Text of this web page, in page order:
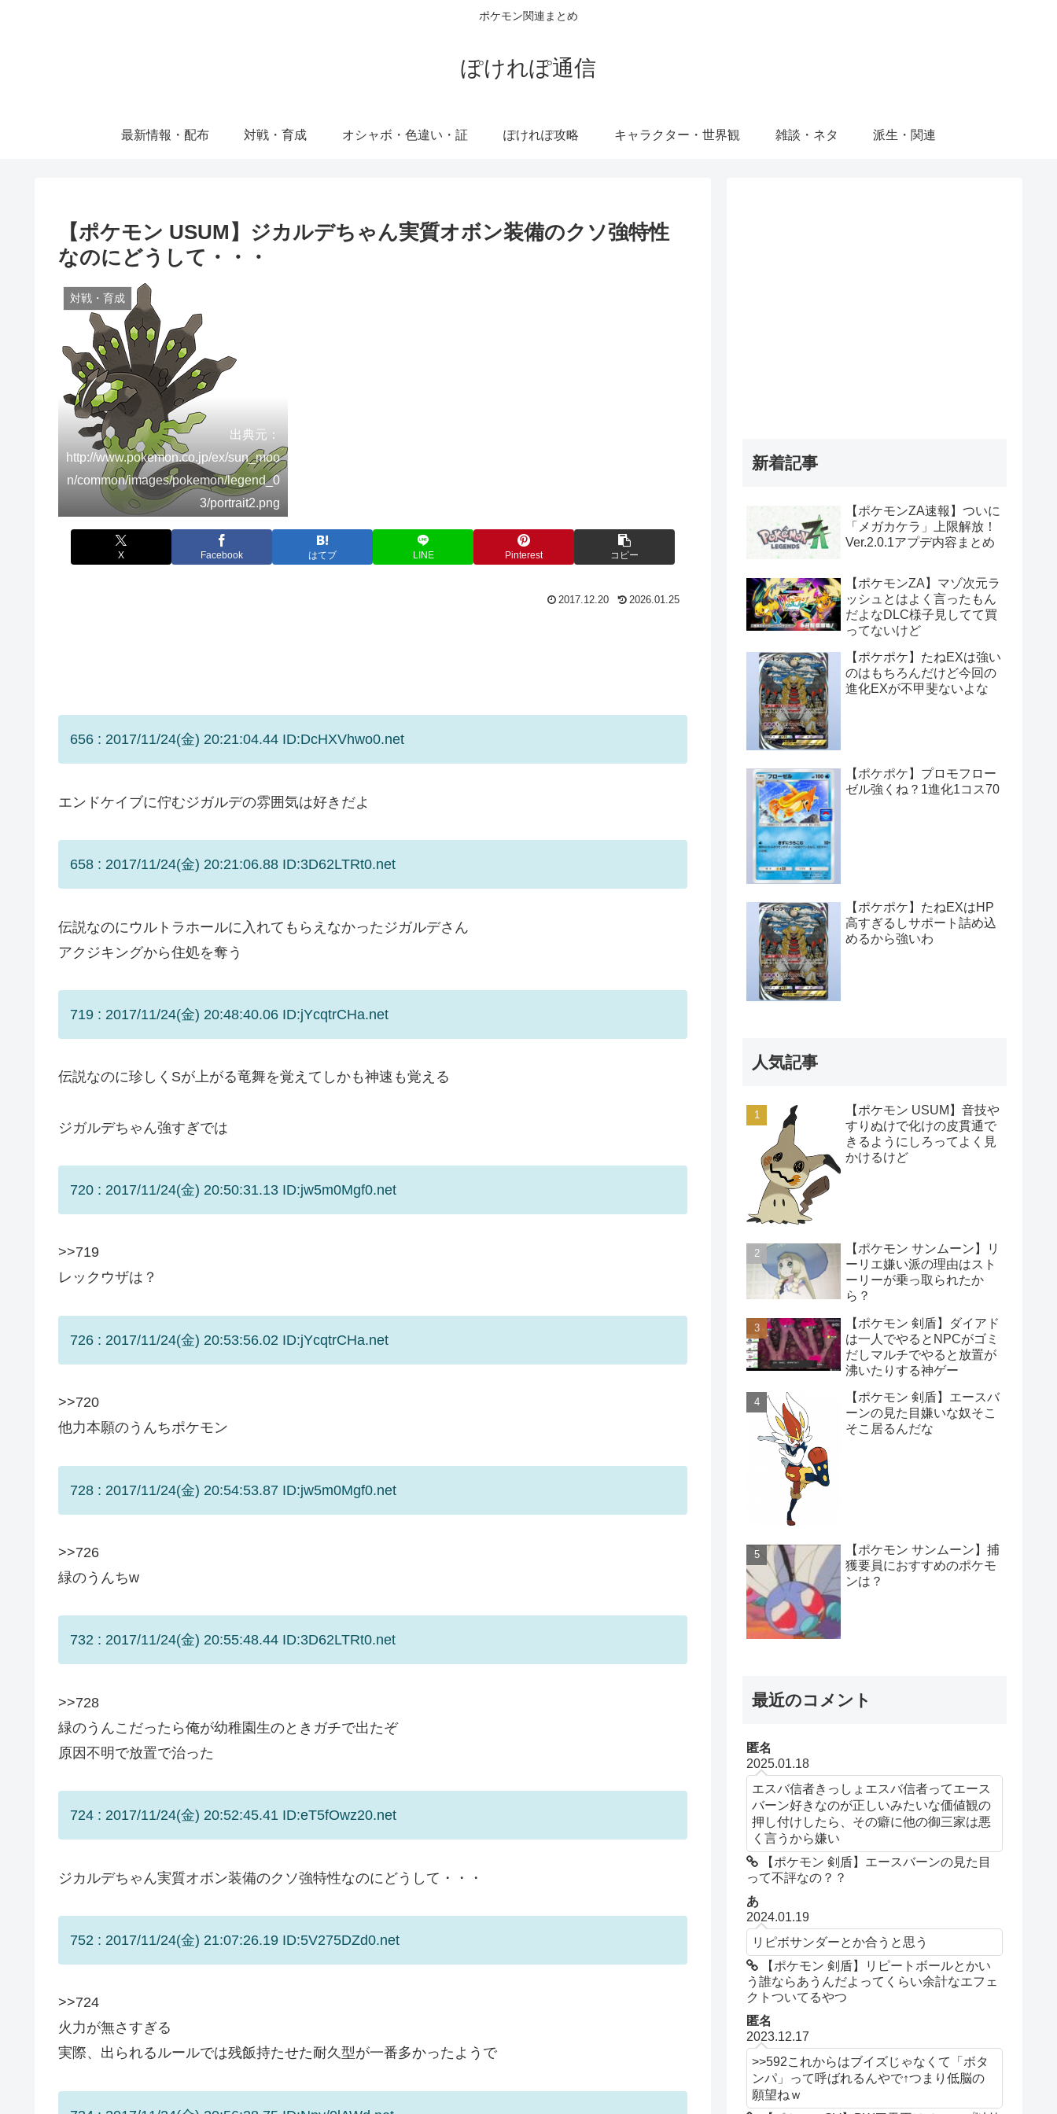
ポケモン関連まとめ
ぽけれぽ通信
最新情報・配布 対戦・育成 オシャボ・色違い・証 ぽけれぽ攻略 キャラクター・世界観 雑談・ネタ 派生・関連
【ポケモン USUM】ジカルデちゃん実質オボン装備のクソ強特性
なのにどうして・・・
対戦・育成
出典元：
http://www.pokemon.co.jp/ex/sun_moo
n/common/images/pokemon/legend_0
3/portrait2.png
X Facebook はてブ LINE Pinterest コピー
2017.12.20 2026.01.25
656 : 2017/11/24(金) 20:21:04.44 ID:DcHXVhwo0.net
エンドケイブに佇むジガルデの雰囲気は好きだよ
658 : 2017/11/24(金) 20:21:06.88 ID:3D62LTRt0.net
伝説なのにウルトラホールに入れてもらえなかったジガルデさん
アクジキングから住処を奪う
719 : 2017/11/24(金) 20:48:40.06 ID:jYcqtrCHa.net
伝説なのに珍しくSが上がる竜舞を覚えてしかも神速も覚える
ジガルデちゃん強すぎでは
720 : 2017/11/24(金) 20:50:31.13 ID:jw5m0Mgf0.net
>>719
レックウザは？
726 : 2017/11/24(金) 20:53:56.02 ID:jYcqtrCHa.net
>>720
他力本願のうんちポケモン
728 : 2017/11/24(金) 20:54:53.87 ID:jw5m0Mgf0.net
>>726
緑のうんちw
732 : 2017/11/24(金) 20:55:48.44 ID:3D62LTRt0.net
>>728
緑のうんこだったら俺が幼稚園生のときガチで出たぞ
原因不明で放置で治った
724 : 2017/11/24(金) 20:52:45.41 ID:eT5fOwz20.net
ジカルデちゃん実質オボン装備のクソ強特性なのにどうして・・・
752 : 2017/11/24(金) 21:07:26.19 ID:5V275DZd0.net
>>724
火力が無さすぎる
実際、出られるルールでは残飯持たせた耐久型が一番多かったようで
新着記事
【ポケモンZA速報】ついに
「メガカケラ」上限解放！
Ver.2.0.1アプデ内容まとめ
【ポケモンZA】マゾ次元ラ
ッシュとはよく言ったもん
だよなDLC様子見してて買
ってないけど
【ポケポケ】たねEXは強い
のはもちろんだけど今回の
進化EXが不甲斐ないよな
【ポケポケ】プロモフロー
ゼル強くね？1進化1コス70
【ポケポケ】たねEXはHP
高すぎるしサポート詰め込
めるから強いわ
人気記事
【ポケモン USUM】音技や
すりぬけで化けの皮貫通で
きるようにしろってよく見
かけるけど
【ポケモン サンムーン】リ
ーリエ嫌い派の理由はスト
ーリーが乗っ取られたか
ら？
【ポケモン 剣盾】ダイアド
は一人でやるとNPCがゴミ
だしマルチでやると放置が
沸いたりする神ゲー
【ポケモン 剣盾】エースバ
ーンの見た目嫌いな奴そこ
そこ居るんだな
【ポケモン サンムーン】捕
獲要員におすすめのポケモ
ンは？
最近のコメント
匿名
2025.01.18
エスバ信者きっしょエスバ信者ってエース
バーン好きなのが正しいみたいな価値観の
押し付けしたら、その癖に他の御三家は悪
く言うから嫌い
【ポケモン 剣盾】エースバーンの見た目
って不評なの？？
あ
2024.01.19
リピボサンダーとか合うと思う
【ポケモン 剣盾】リピートボールとかい
う誰ならあうんだよってくらい余計なエフェ
クトついてるやつ
匿名
2023.12.17
>>592これからはブイズじゃなくて「ボタ
ンパ」って呼ばれるんやで↑つまり低脳の
願望ねｗ